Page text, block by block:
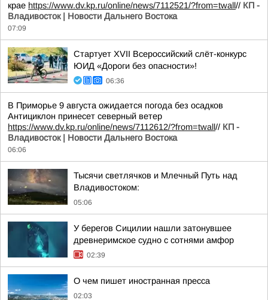
крае https://www.dv.kp.ru/online/news/7112521/?from=twall// КП -
Владивосток | Новости Дальнего Востока
07:09
Стартует XVII Всероссийский слёт-конкурс
ЮИД «Дороги без опасности»!
06:36
В Приморье 9 августа ожидается погода без осадков
Антициклон принесет северный ветер
https://www.dv.kp.ru/online/news/7112612/?from=twall// КП -
Владивосток | Новости Дальнего Востока
06:06
Тысячи светлячков и Млечный Путь над
Владивостоком:
05:06
У берегов Сицилии нашли затонувшее
древнеримское судно с сотнями амфор
02:39
О чем пишет иностранная пресса
02:03